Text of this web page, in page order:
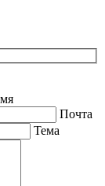
Почта
Тема